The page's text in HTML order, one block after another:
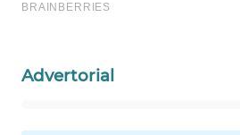
Advertorial
DESA
LAPAK